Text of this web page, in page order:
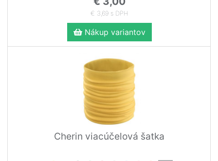
€ 3,69 s DPH
Nákup variantov
Cherin viacúčelová šatka